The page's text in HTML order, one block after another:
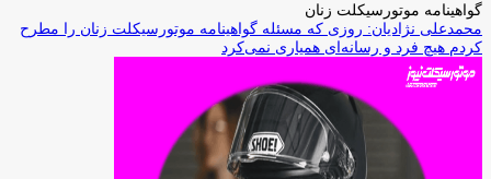
گواهینامه موتورسیکلت زنان
محمدعلی نژادیان: روزی که مسئله گواهینامه موتورسیکلت زنان را مطرح
کردم هیچ فرد و رسانه‌ای همیاری نمی‌کرد